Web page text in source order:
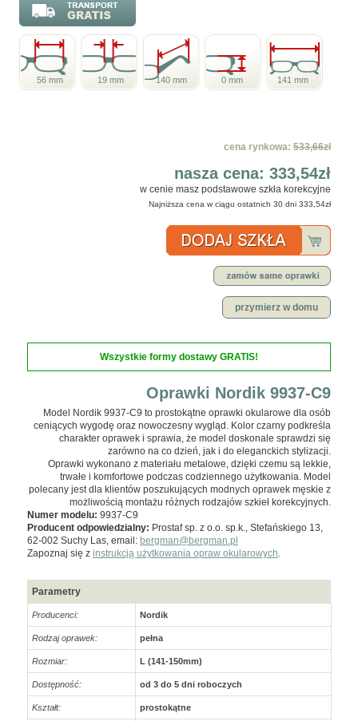
56 mm 19 mm 140 mm 0 mm 141 mm
cena rynkowa: 533,66zł
nasza cena: 333,54zł
w cenie masz podstawowe szkła korekcyjne
Najniższa cena w ciągu ostatnich 30 dni 333,54zł
przymierz w domu
Wszystkie formy dostawy GRATIS!
Oprawki Nordik 9937-C9
Model Nordik 9937-C9 to prostokątne oprawki okularowe dla osób
ceniących wygodę oraz nowoczesny wygląd. Kolor czarny podkreśla
charakter oprawek i sprawia, że model doskonale sprawdzi się
zarówno na co dzień, jak i do eleganckich stylizacji.
Oprawki wykonano z materiału metalowe, dzięki czemu są lekkie,
trwałe i komfortowe podczas codziennego użytkowania. Model
polecany jest dla klientów poszukujących modnych oprawek męskie z
możliwością montażu różnych rodzajów szkieł korekcyjnych.
Numer modelu: 9937-C9
Producent odpowiedzialny: Prostaf sp. z o.o. sp.k., Stefańskiego 13,
62-002 Suchy Las, email: bergman@bergman.pl
Zapoznaj się z instrukcją użytkowania opraw okularowych
Parametry
Producenci: Nordik
Rodzaj oprawek: pełna
Rozmiar: L (141-150mm)
Dostępność: od 3 do 5 dni roboczych
Kształt: prostokątne